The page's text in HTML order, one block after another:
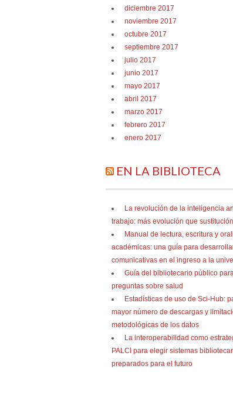
diciembre 2017
noviembre 2017
octubre 2017
septiembre 2017
julio 2017
junio 2017
mayo 2017
abril 2017
marzo 2017
febrero 2017
enero 2017
EN LA BIBLIOTECA
La revolución de la inteligencia
trabajo: más evolución que sustitución
Manual de lectura, escritura y
académicas: una guía para
comunicativas en el ingreso a la
Guía del bibliotecario público
preguntas sobre salud
Estadísticas de uso de Sci-Hub:
mayor número de descargas y
metodológicas de los datos
La interoperabilidad como
PALCI para elegir sistemas
preparados para el futuro